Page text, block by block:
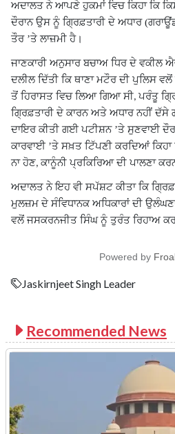
ਅਦਾਲਤ ਨੇ ਆਪਣੇ ਹੁਕਮਾਂ ਵਿਚ ਕਿਹਾ ਕਿ
ਦੌਰਾਨ ਉਸ ਨੂੰ ਗ੍ਰਿਫ਼ਤਾਰੀ ਦੇ ਅਧਾਰ
ਤੌਰ ’ਤੇ ਲਾਜ਼ਮੀ ਹੈ।
ਜਾਣਕਾਰੀ ਅਨੁਸਾਰ ਬਚਾਅ ਧਿਰ ਦੇ
ਦਲੀਲ ਦਿੱਤੀ ਕਿ ਥਾਣਾ ਮਟੌਰ ਦੀ ਪੁਲਿਸ
ਤੋਂ ਹਿਰਾਸਤ ਵਿਚ ਲਿਆ ਗਿਆ ਸੀ, ਪਰੰਤੂ
ਗ੍ਰਿਫ਼ਤਾਰੀ ਦੇ ਕਾਰਨ ਅਤੇ ਅਧਾਰ ਨਹੀਂ
ਦਾਇਰ ਕੀਤੀ ਗਈ ਪਟੀਸ਼ਨ ’ਤੇ ਸੁਣਵਾਈ
ਕਾਰਵਾਈ ’ਤੇ ਸਖ਼ਤ ਟਿੱਪਣੀ ਕਰਦਿਆਂ ਕਿਹਾ
ਨਾ ਹੋਣ, ਕਾਨੂੰਨੀ ਪ੍ਰਕਿਰਿਆ ਦੀ ਪਾਲਣਾ
ਅਦਾਲਤ ਨੇ ਇਹ ਵੀ ਸਪੱਸ਼ਟ ਕੀਤਾ ਕਿ
ਮੁਲਜ਼ਮ ਦੇ ਸੰਵਿਧਾਨਕ ਅਧਿਕਾਰਾਂ ਦੀ
ਵਲੋਂ ਜਸਕਰਨਜੀਤ ਸਿੰਘ ਨੂੰ ਤੁਰੰਤ ਰਿਹਾਅ
Powered by
Jaskirnjeet Singh Leader
Recommended News